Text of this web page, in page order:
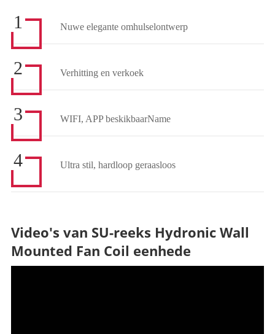
1 Nuwe elegante omhulselontwerp
2 Verhitting en verkoek
3 WIFI, APP beskikbaarName
4 Ultra stil, hardloop geraasloos
Video's van SU-reeks Hydronic Wall
Mounted Fan Coil eenhede